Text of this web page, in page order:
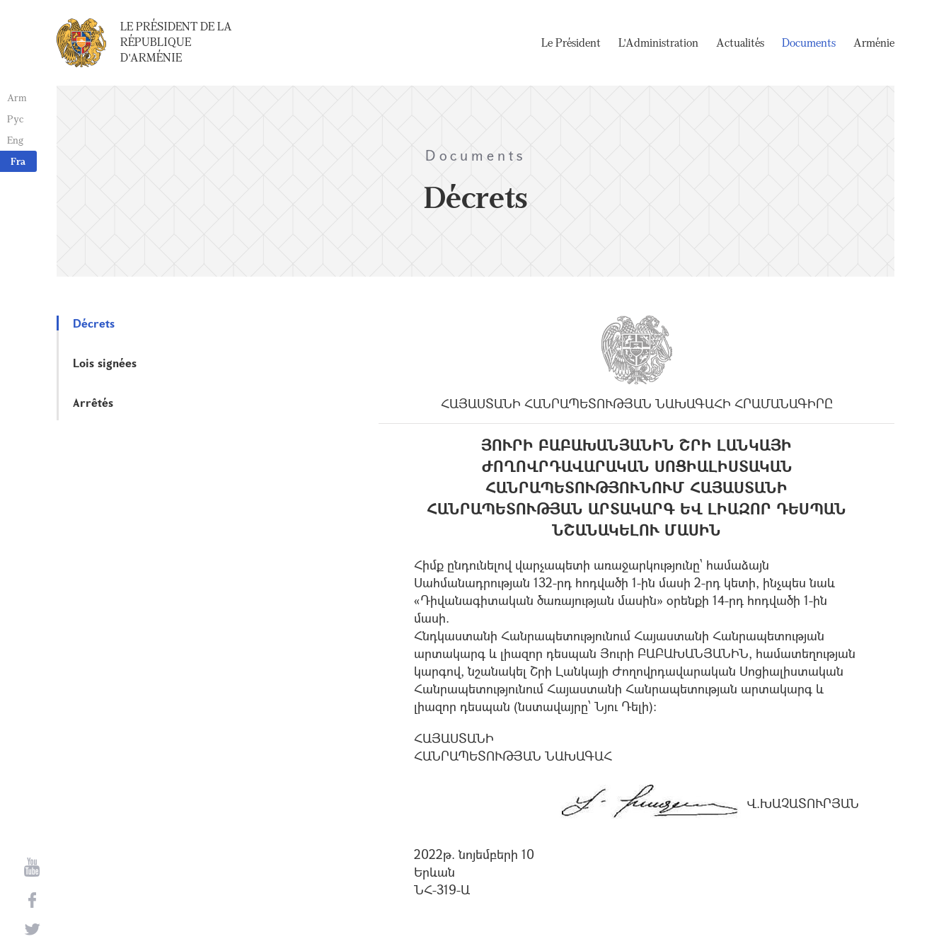
Arm
Рус
Eng
Fra
LE PRÉSIDENT DE LA
RÉPUBLIQUE
D'ARMÉNIE
Le Président L'Administration Actualités Documents Arménie
Documents
Décrets
Décrets
Lois signées
Arrêtés ՀԱՅԱՍՏԱՆԻ ՀԱՆՐԱՊԵՏՈՒԹՅԱՆ ՆԱԽԱԳԱՀԻ ՀՐԱՄԱՆԱԳԻՐԸ
ՅՈՒՐԻ ԲԱԲԱԽԱՆՅԱՆԻՆ ՇՐԻ ԼԱՆԿԱՅԻ
ԺՈՂՈՎՐԴԱՎԱՐԱԿԱՆ ՍՈՑԻԱԼԻՍՏԱԿԱՆ
ՀԱՆՐԱՊԵՏՈՒԹՅՈՒՆՈՒՄ ՀԱՅԱՍՏԱՆԻ
ՀԱՆՐԱՊԵՏՈՒԹՅԱՆ ԱՐՏԱԿԱՐԳ ԵՎ ԼԻԱԶՈՐ ԴԵՍՊԱՆ
ՆՇԱՆԱԿԵԼՈՒ ՄԱՍԻՆ
Հիմք ընդունելով վարչապետի առաջարկությունը` համաձայն
Սահմանադրության 132-րդ հոդվածի 1-ին մասի 2-րդ կետի, ինչպես նաև
«Դիվանագիտական ծառայության մասին» օրենքի 14-րդ հոդվածի 1-ին
մասի.
Հնդկաստանի Հանրապետությունում Հայաստանի Հանրապետության
արտակարգ և լիազոր դեսպան Յուրի ԲԱԲԱԽԱՆՅԱՆԻՆ, համատեղության
կարգով, նշանակել Շրի Լանկայի Ժողովրդավարական Սոցիալիստական
Հանրապետությունում Հայաստանի Հանրապետության արտակարգ և
լիազոր դեսպան (նստավայրը՝ Նյու Դելի)։
ՀԱՅԱՍՏԱՆԻ
ՀԱՆՐԱՊԵՏՈՒԹՅԱՆ ՆԱԽԱԳԱՀ
Վ.ԽԱՉԱՏՈՒՐՅԱՆ
2022թ. նոյեմբերի 10
Երևան
ՆՀ-319-Ա